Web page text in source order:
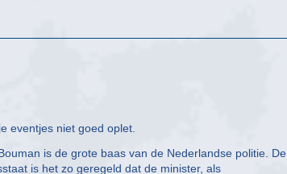
eventjes niet goed oplet.
is de grote baas van de Nederlandse politie. De
is het zo geregeld dat de minister, als